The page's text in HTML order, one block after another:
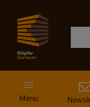
Navigation
ein-
Menu